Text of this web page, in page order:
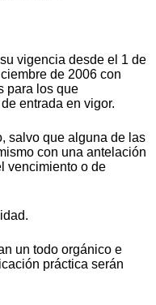
vigencia desde el 1 de
de 2006 con
para los que
entrada en vigor.
salvo que alguna de las
con una antelación
vencimiento o de
un todo orgánico e
práctica serán